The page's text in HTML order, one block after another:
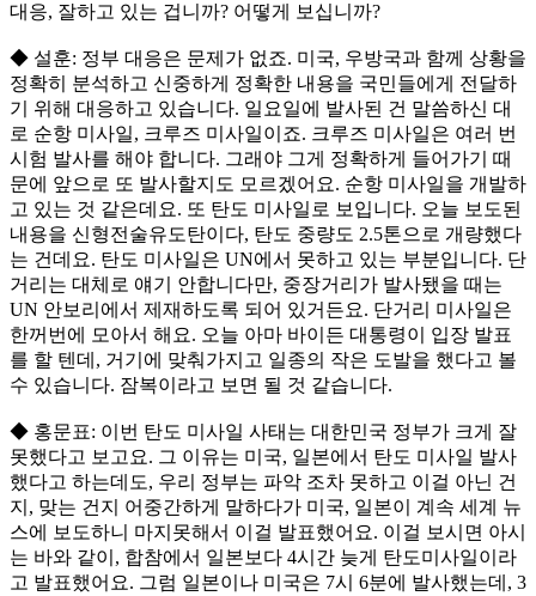
대응, 잘하고 있는 겁니까? 어떻게 보십니까?
◆ 설훈: 정부 대응은 문제가 없죠. 미국, 우방국과 함께 상황을
정확히 분석하고 신중하게 정확한 내용을 국민들에게 전달하
기 위해 대응하고 있습니다. 일요일에 발사된 건 말씀하신 대
로 순항 미사일, 크루즈 미사일이죠. 크루즈 미사일은 여러 번
시험 발사를 해야 합니다. 그래야 그게 정확하게 들어가기 때
문에 앞으로 또 발사할지도 모르겠어요. 순항 미사일을 개발하
고 있는 것 같은데요. 또 탄도 미사일로 보입니다. 오늘 보도된
내용을 신형전술유도탄이다, 탄도 중량도 2.5톤으로 개량했다
는 건데요. 탄도 미사일은 UN에서 못하고 있는 부분입니다. 단
거리는 대체로 얘기 안합니다만, 중장거리가 발사됐을 때는
UN 안보리에서 제재하도록 되어 있거든요. 단거리 미사일은
한꺼번에 모아서 해요. 오늘 아마 바이든 대통령이 입장 발표
를 할 텐데, 거기에 맞춰가지고 일종의 작은 도발을 했다고 볼
수 있습니다. 잠복이라고 보면 될 것 같습니다.
◆ 홍문표: 이번 탄도 미사일 사태는 대한민국 정부가 크게 잘
못했다고 보고요. 그 이유는 미국, 일본에서 탄도 미사일 발사
했다고 하는데도, 우리 정부는 파악 조차 못하고 이걸 아닌 건
지, 맞는 건지 어중간하게 말하다가 미국, 일본이 계속 세계 뉴
스에 보도하니 마지못해서 이걸 발표했어요. 이걸 보시면 아시
는 바와 같이, 합참에서 일본보다 4시간 늦게 탄도미사일이라
고 발표했어요. 그럼 일본이나 미국은 7시 6분에 발사했는데, 3